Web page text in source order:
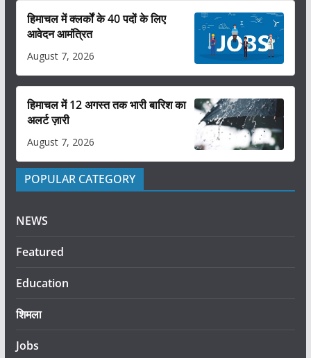
हिमाचल में क्लर्कों के 40 पदों के लिए
आवेदन आमंत्रित
August 7, 2026
हिमाचल में 12 अगस्त तक भारी बारिश का
अलर्ट ज़ारी
August 7, 2026
POPULAR CATEGORY
NEWS
Featured
Education
शिमला
Jobs